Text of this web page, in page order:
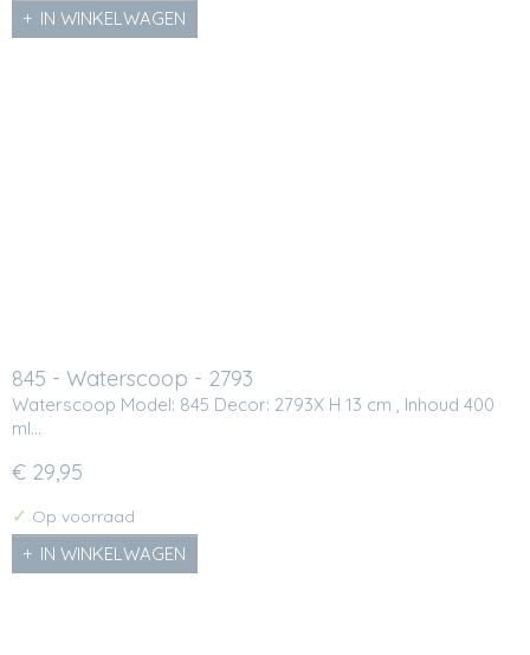
IN WINKELWAGEN
845 - Waterscoop - 2793
Waterscoop Model: 845 Decor: 2793X H 13 cm , Inhoud 400
ml…
€ 29,95
✓ Op voorraad
IN WINKELWAGEN